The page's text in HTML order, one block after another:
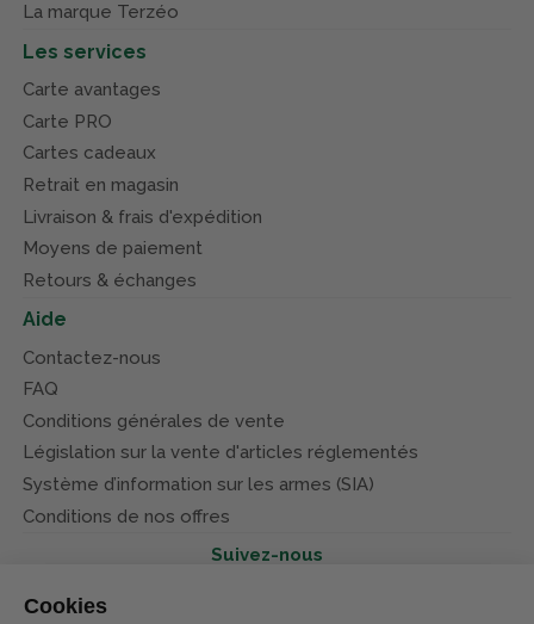
Cookies
La marque Terzéo
Les services
Carte avantages
Carte PRO
Cartes cadeaux
Retrait en magasin
Livraison & frais d'expédition
Moyens de paiement
Retours & échanges
Aide
Contactez-nous
FAQ
Conditions générales de vente
Législation sur la vente d'articles réglementés
Système d’information sur les armes (SIA)
Conditions de nos offres
Suivez-nous